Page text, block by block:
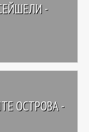
-
ОСТРОВА -